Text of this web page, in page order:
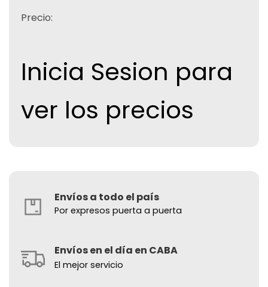
Precio:
Inicia Sesion para
ver los precios
Envíos a todo el país
Por expresos puerta a puerta
Envíos en el día en CABA
El mejor servicio